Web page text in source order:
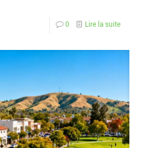
0 Lire la suite